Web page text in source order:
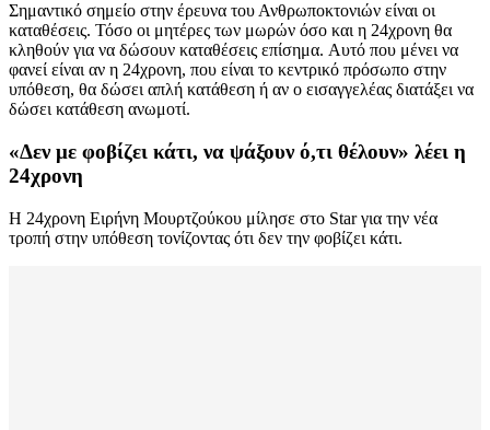
Σημαντικό σημείο στην έρευνα του Ανθρωποκτονιών είναι οι
καταθέσεις. Τόσο οι μητέρες των μωρών όσο και η 24χρονη θα
κληθούν για να δώσουν καταθέσεις επίσημα. Αυτό που μένει να
φανεί είναι αν η 24χρονη, που είναι το κεντρικό πρόσωπο στην
υπόθεση, θα δώσει απλή κατάθεση ή αν ο εισαγγελέας διατάξει να
δώσει κατάθεση ανωμοτί.
«Δεν με φοβίζει κάτι, να ψάξουν ό,τι θέλουν» λέει η
24χρονη
Η 24χρονη Ειρήνη Μουρτζούκου μίλησε στο Star για την νέα
τροπή στην υπόθεση τονίζοντας ότι δεν την φοβίζει κάτι.